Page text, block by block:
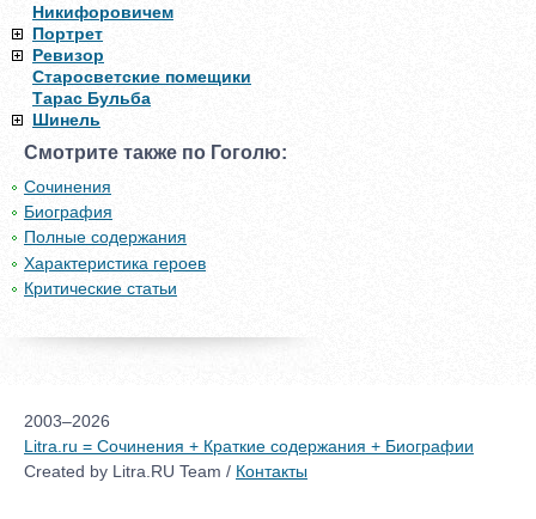
Никифоровичем
Портрет
Ревизор
Старосветские помещики
Тарас Бульба
Шинель
Смотрите также по Гоголю:
Сочинения
Биография
Полные содержания
Характеристика героев
Критические статьи
2003–2026
Litra.ru = Сочинения + Краткие содержания + Биографии
Created by Litra.RU Team / Контакты